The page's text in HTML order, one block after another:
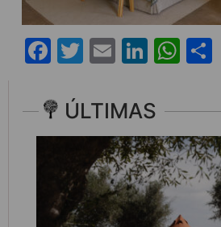
Facebook
Twitter
Email
ÚLTIMAS